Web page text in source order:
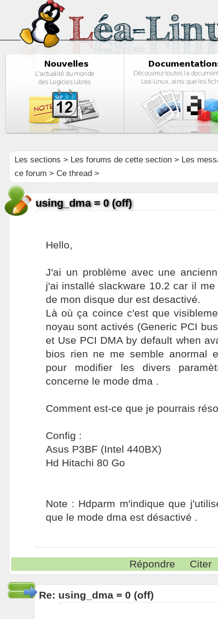
Les sections > Les forums de cette section> Les
ce forum > Ce thread >
using_dma = 0 (off)
Hello,
J'ai un problème avec une
j'ai installé slackware 10.2 car il
de mon disque dur est desactivé.
Là où ça coince c'est que
noyau sont activés (Generic PCI
et Use PCI DMA by default when
bios rien ne me semble anormal
pour modifier les divers
concerne le mode dma .
Comment est-ce que je pourrais
Config :
Asus P3BF (Intel 440BX)
Hd Hitachi 80 Go
Note : Hdparm m'indique que
que le mode dma est désactivé .
Répondre Citer
Re: using_dma = 0 (off)